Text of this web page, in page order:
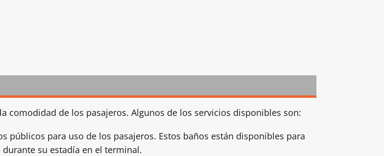
comodidad de los pasajeros. Algunos de los servicios disponibles son:
públicos para uso de los pasajeros. Estos baños están disponibles para
su estadía en el terminal.